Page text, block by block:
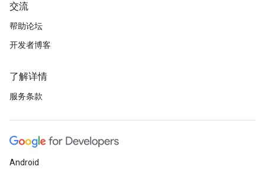
交流
帮助论坛
开发者博客
了解详情
服务条款
Android